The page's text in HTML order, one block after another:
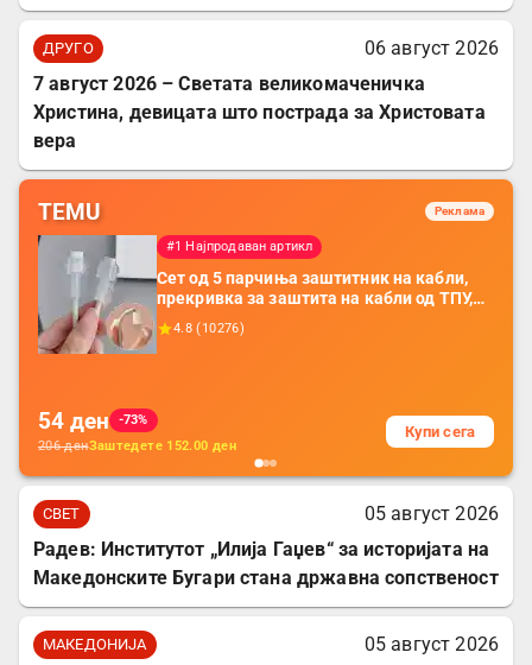
ДРУГО
06 август 2026
7 август 2026 – Светата великомаченичка
Христина, девицата што пострада за Христовата
вера
TEMU Реклама
#1 Најпродаван артикл
Сет од 5 парчиња заштитник на кабли,
прекривка за заштита на кабли од ТПУ,
додатоци за заштита на кабли, без
батерија, за мобилни телефони, комплет
4.8 (10276)
54 ден
-73%
206денЗаштедете 152.00 ден
Купи сега
СВЕТ
05 август 2026
Радев: Институтот „Илија Гаџев“ за историјата на
Македонските Бугари стана државна сопственост
МАКЕДОНИЈА 05 август 2026